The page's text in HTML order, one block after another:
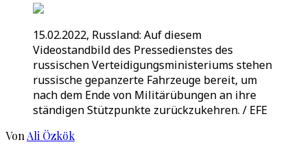
15.02.2022, Russland: Auf diesem
Videostandbild des Pressedienstes des
russischen Verteidigungsministeriums stehen
russische gepanzerte Fahrzeuge bereit, um
nach dem Ende von Militärübungen an ihre
ständigen Stützpunkte zurückzukehren. / EFE
Von Ali Özkök